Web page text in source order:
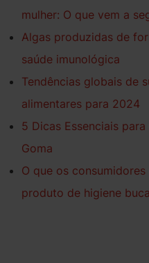
mulher: O que vem a
Algas produzidas de
saúde imunológica
Tendências globais de
alimentares para 2024
5 Dicas Essenciais
Goma
O que os
produto de higiene